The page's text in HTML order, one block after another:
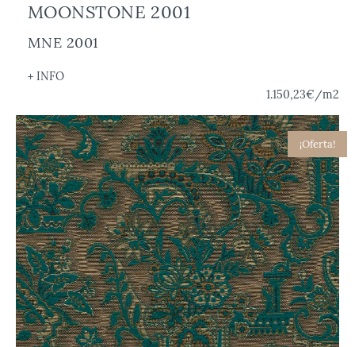
MOONSTONE 2001
MNE 2001
+ INFO
1.150,23€ /m2
¡Oferta!